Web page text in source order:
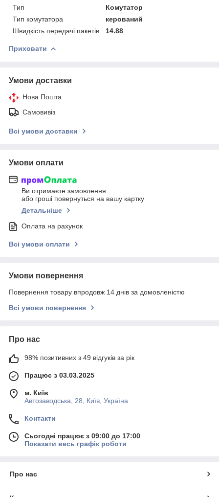
Тип
Комутатор
Тип комутатора
керований
Швидкість передачі пакетів
14.88
Приховати
Умови доставки
Нова Пошта
Самовивіз
Всі умови доставки
Умови оплати
Ви отримаєте замовлення
або гроші повернуться на вашу картку
Детальніше
Оплата на рахунок
Всі умови оплати
Умови повернення
Повернення товару впродовж 14 днів за домовленістю
Всі умови повернення
Про нас
98% позитивних з 49 відгуків за рік
Працює з 03.03.2025
м. Київ
Автозаводська, 28, Київ, Україна
Контакти
Сьогодні працює з 09:00 до 17:00
Показати весь графік роботи
Про нас